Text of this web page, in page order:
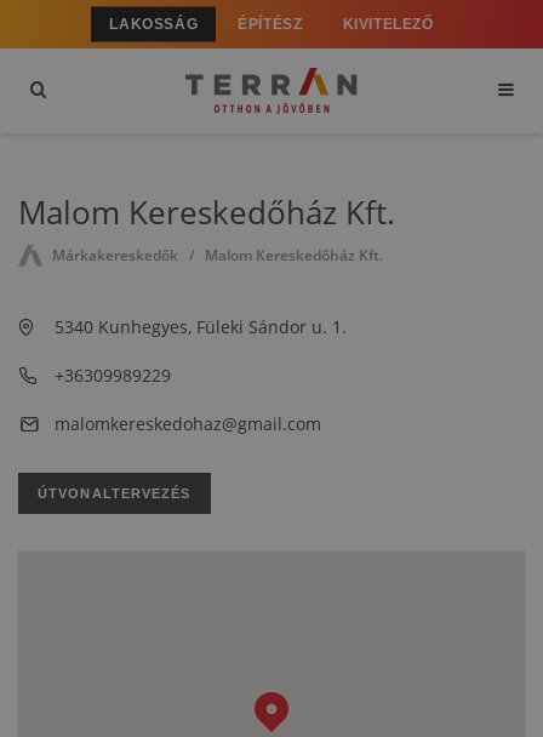
LAKOSSÁG ÉPÍTÉSZ KIVITELEZŐ
Malom Kereskedőház Kft.
Márkakereskedők Malom Kereskedőház Kft.
5340 Kunhegyes, Füleki Sándor u. 1.
+36309989229
malomkereskedohaz@gmail.com
ÚTVONALTERVEZÉS